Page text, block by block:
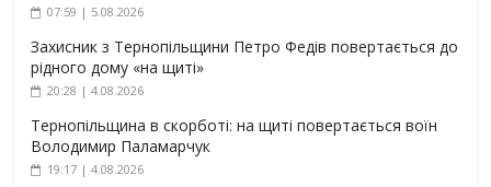
07:59 | 5.08.2026
Захисник з Тернопільщини Петро Федів повертається до
рідного дому «на щиті»
20:28 | 4.08.2026
Тернопільщина в скорботі: на щиті повертається воїн
Володимир Паламарчук
19:17 | 4.08.2026